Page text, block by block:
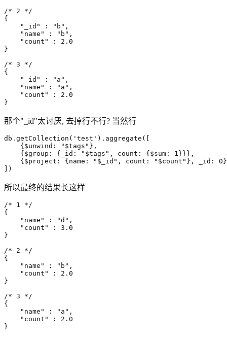
/* 2 */
{
"_id"
: "b" ,
"name"
: "b" ,
"count"
: 2 . 0
}
/* 3 */
{
"_id"
: "a" ,
"name"
: "a" ,
"count"
: 2 . 0
}
那个"_id"太讨厌, 去掉行不行? 当然行
db . getCollection ( 'test' ). aggregate ([
{$unwind : "$tags" } ,
{$group : { _id : "$tags" , count : {$sum : 1 }}} ,
{$project : {name : "$_id" , count : "$count" } , _id : 0}
])
所以最终的结果长这样
/* 1 */
{
"name"
: "d" ,
"count"
: 3 . 0
}
/* 2 */
{
"name"
: "b" ,
"count"
: 2 . 0
}
/* 3 */
{
"name"
: "a" ,
"count"
: 2 . 0
}